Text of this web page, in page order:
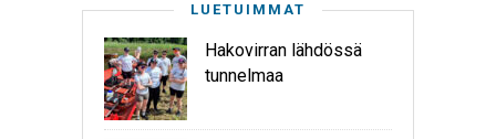
LUETUIMMAT
Hakovirran lähdössä
tunnelmaa